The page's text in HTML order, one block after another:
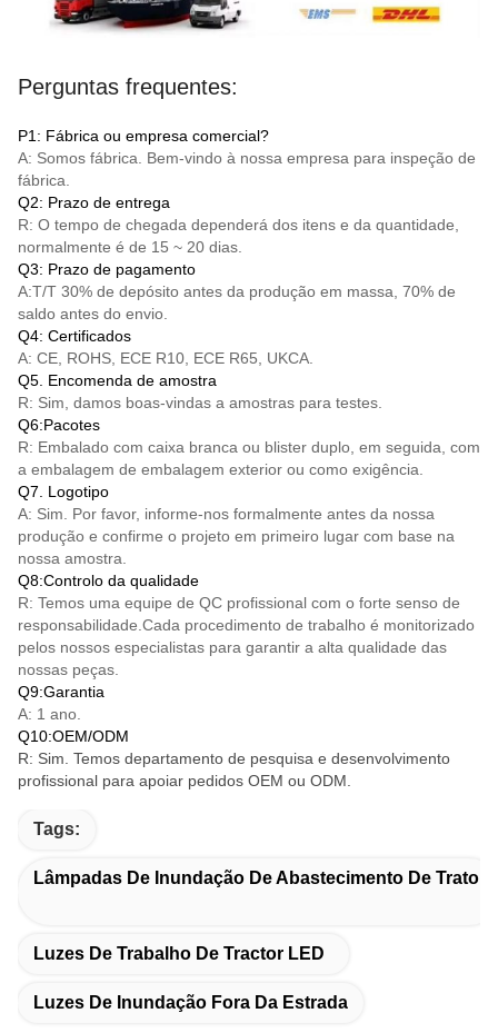
Perguntas frequentes:
P1: Fábrica ou empresa comercial?
A: Somos fábrica. Bem-vindo à nossa empresa para inspeção de
fábrica.
Q2: Prazo de entrega
R: O tempo de chegada dependerá dos itens e da quantidade,
normalmente é de 15 ~ 20 dias.
Q3: Prazo de pagamento
A:T/T 30% de depósito antes da produção em massa, 70% de
saldo antes do envio.
Q4: Certificados
A: CE, ROHS, ECE R10, ECE R65, UKCA.
Q5. Encomenda de amostra
R: Sim, damos boas-vindas a amostras para testes.
Q6:Pacotes
R: Embalado com caixa branca ou blister duplo, em seguida, com
a embalagem de embalagem exterior ou como exigência.
Q7. Logotipo
A: Sim. Por favor, informe-nos formalmente antes da nossa
produção e confirme o projeto em primeiro lugar com base na
nossa amostra.
Q8:Controlo da qualidade
R: Temos uma equipe de QC profissional com o forte senso de
responsabilidade.Cada procedimento de trabalho é monitorizado
pelos nossos especialistas para garantir a alta qualidade das
nossas peças.
Q9:Garantia
A: 1 ano.
Q10:OEM/ODM
R: Sim. Temos departamento de pesquisa e desenvolvimento
profissional para apoiar pedidos OEM ou ODM.
Tags:
Lâmpadas De Inundação De Abastecimento De Trator
Luzes De Trabalho De Tractor LED
Luzes De Inundação Fora Da Estrada